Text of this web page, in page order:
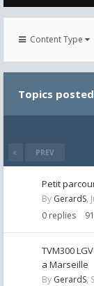
Content Type
Topics
PREV
Petit
By GerardS,
0 replies
TVM300
a Marseille
By GerardS,